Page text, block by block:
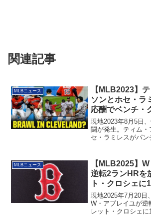
関連記事
MLBニュース
【MLB2023】
ソンとホセ・ラ
応酬でベンチ・
現地2023年8月5日
闘が発生。ティム
セ・ラミレスがパン
クリアー案件とな
MLBニュース
【MLB2025】
逆転2ランHRを
ト・クロシェに
ト！吉田はLFで
現地2025年7月20日
W・アブレイユが逆
レット・クロシェ